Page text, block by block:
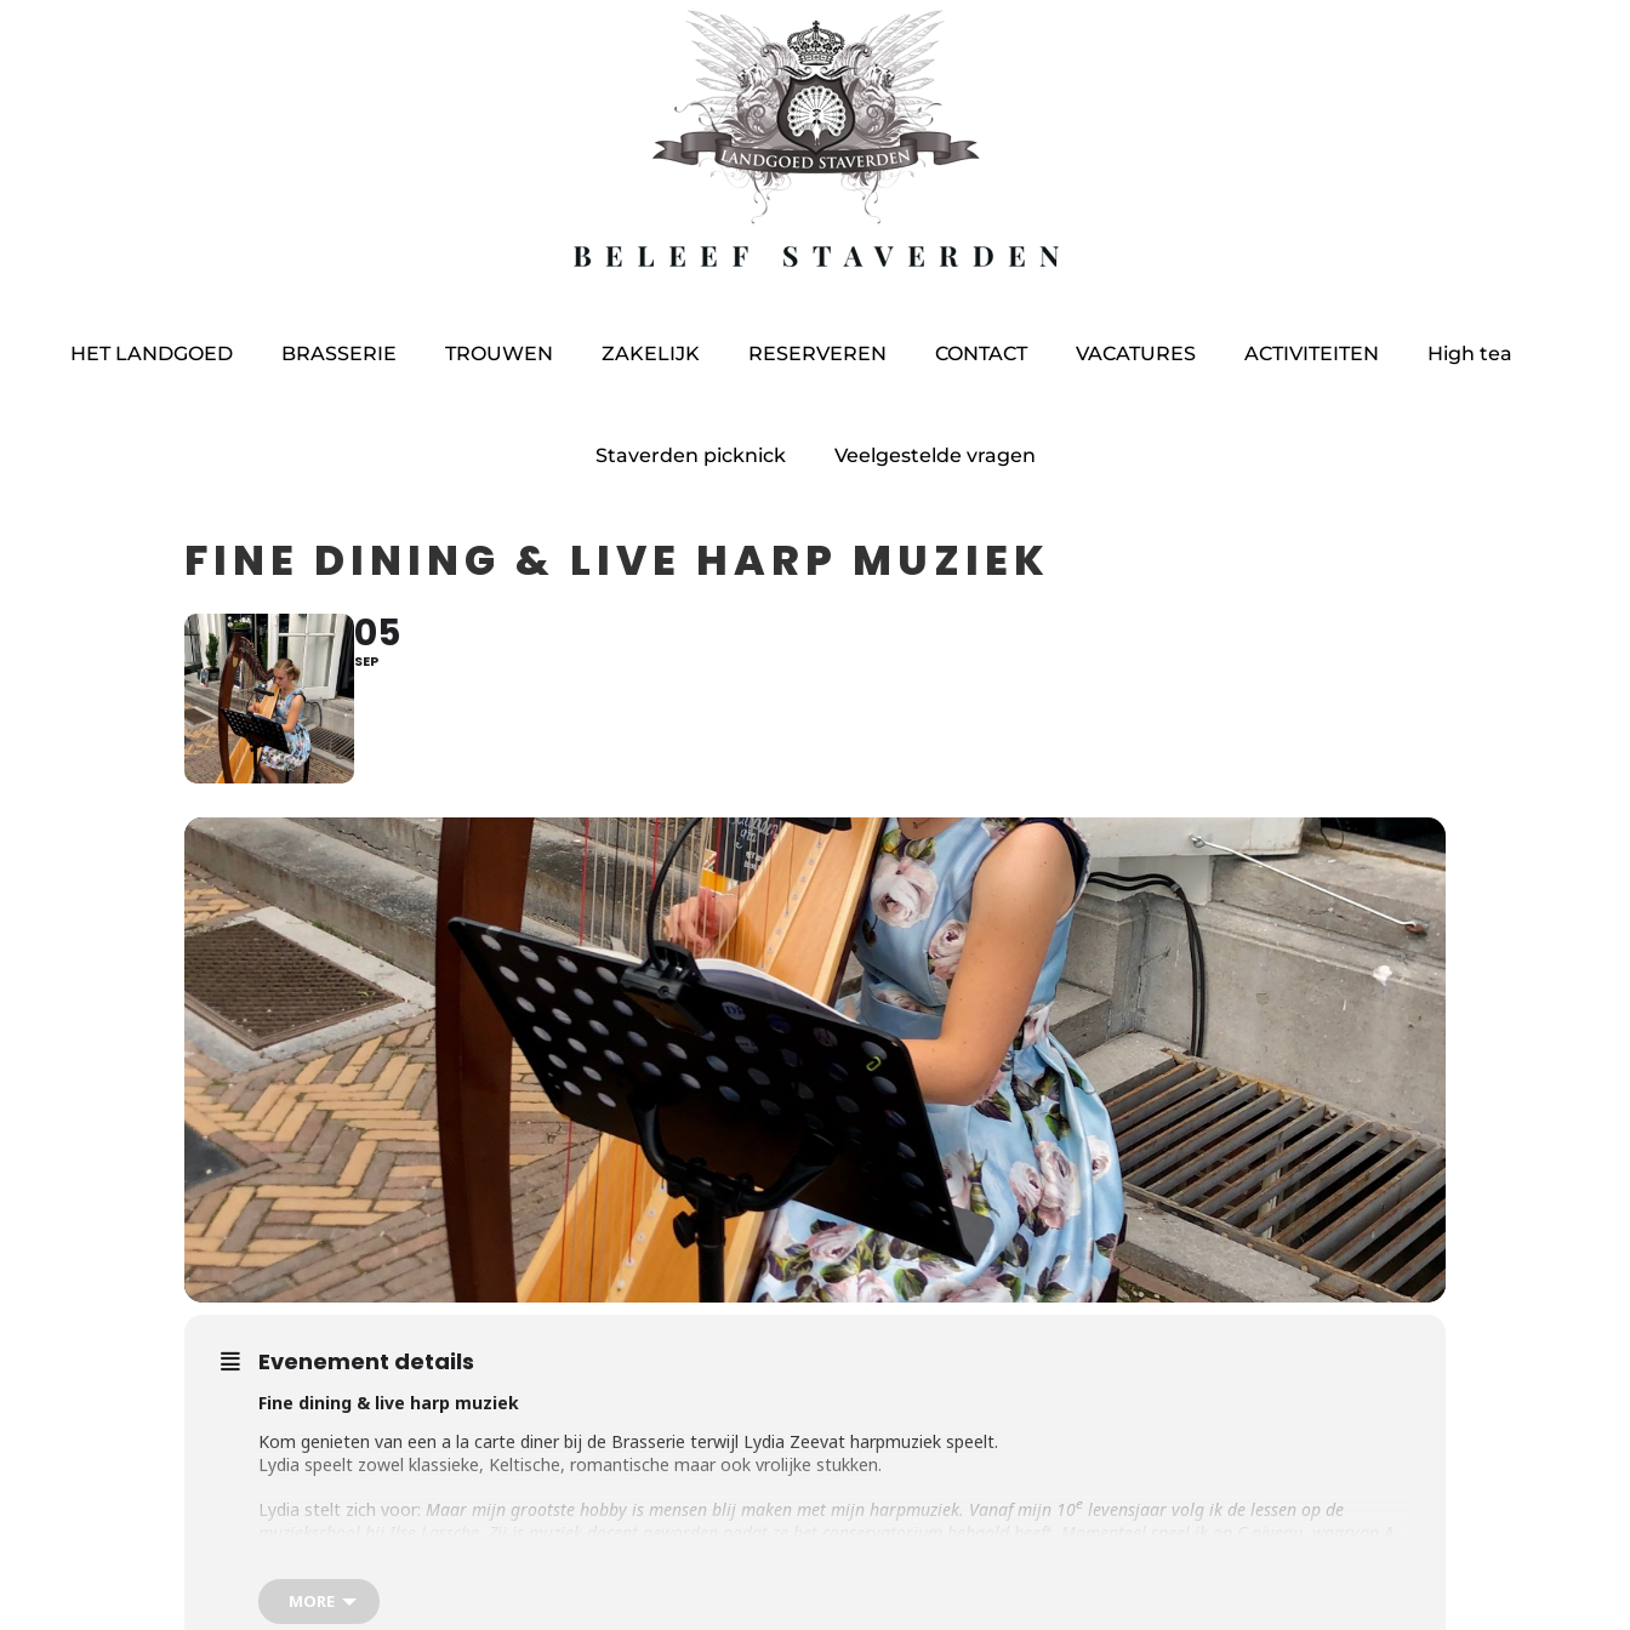
HET LANDGOED BRASSERIE TROUWEN ZAKELIJK RESERVEREN CONTACT VACATURES ACTIVITEITEN High tea
Staverden picknick Veelgestelde vragen
FINE DINING & LIVE HARP MUZIEK
05
SEP
Evenement details
Fine dining & live harp muziek
Kom genieten van een a la carte diner bij de Brasserie terwijl Lydia Zeevat harpmuziek speelt.
Lydia speelt zowel klassieke, Keltische, romantische maar ook vrolijke stukken.
Lydia stelt zich voor: Maar mijn grootste hobby is mensen blij maken met mijn harpmuziek. Vanaf mijn 10e levensjaar volg ik de lessen op de
Harpmuziek wordt frequent ervaren als rustgevende/relax/ontspannen muziek. Mijn doel van het spelen is om sfeervolle achtergrond muziek te
kunnen zijn op uw avondje uit eten in de Brasserie. Ik werk hier zelf al vijf jaar dus het wordt hoog tijd dat ik de gasten mijn muziek laat horen. Heel
graag tot dan!
MORE